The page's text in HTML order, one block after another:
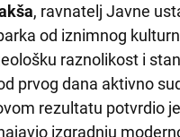
, ravnatelj Javne
od iznimnog
raznolikost i
prvog dana aktivno
rezultatu potvrdio
izgradnju